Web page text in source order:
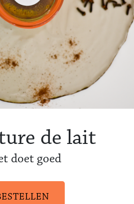
de lait
doet goed